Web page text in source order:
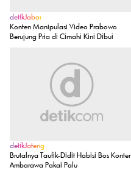
detikJabar
Konten Manipulasi Video Prabowo
Berujung Pria di Cimahi Kini Dibui
detikJateng
Brutalnya Taufik-Didit Habisi Bos Konter
Ambarawa Pakai Palu